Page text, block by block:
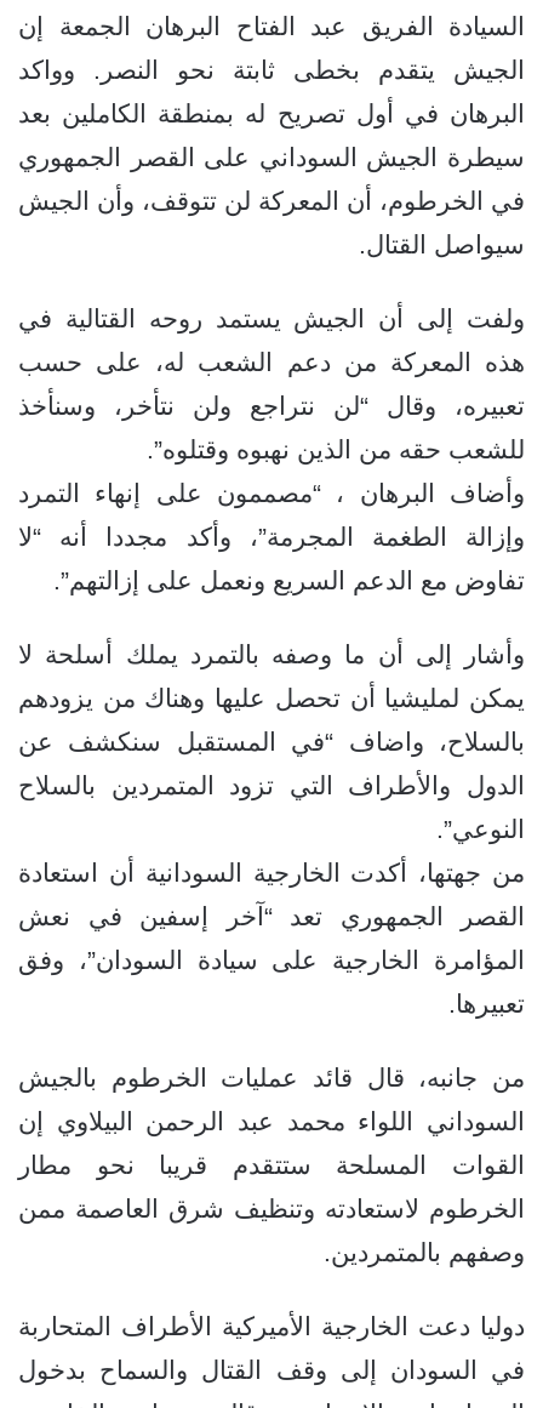
السيادة الفريق عبد الفتاح البرهان الجمعة إن
الجيش يتقدم بخطى ثابتة نحو النصر. وواكد
البرهان في أول تصريح له بمنطقة الكاملين بعد
سيطرة الجيش السوداني على القصر الجمهوري
في الخرطوم، أن المعركة لن تتوقف، وأن الجيش
سيواصل القتال.
ولفت إلى أن الجيش يستمد روحه القتالية في
هذه المعركة من دعم الشعب له، على حسب
تعبيره، وقال “لن نتراجع ولن نتأخر، وسنأخذ
للشعب حقه من الذين نهبوه وقتلوه”.
وأضاف البرهان ، “مصممون على إنهاء التمرد
وإزالة الطغمة المجرمة”، وأكد مجددا أنه “لا
تفاوض مع الدعم السريع ونعمل على إزالتهم”.
وأشار إلى أن ما وصفه بالتمرد يملك أسلحة لا
يمكن لمليشيا أن تحصل عليها وهناك من يزودهم
بالسلاح، واضاف “في المستقبل سنكشف عن
الدول والأطراف التي تزود المتمردين بالسلاح
النوعي”.
من جهتها، أكدت الخارجية السودانية أن استعادة
القصر الجمهوري تعد “آخر إسفين في نعش
المؤامرة الخارجية على سيادة السودان”، وفق
تعبيرها.
من جانبه، قال قائد عمليات الخرطوم بالجيش
السوداني اللواء محمد عبد الرحمن البيلاوي إن
القوات المسلحة ستتقدم قريبا نحو مطار
الخرطوم لاستعادته وتنظيف شرق العاصمة ممن
وصفهم بالمتمردين.
دوليا دعت الخارجية الأميركية الأطراف المتحاربة
في السودان إلى وقف القتال والسماح بدخول